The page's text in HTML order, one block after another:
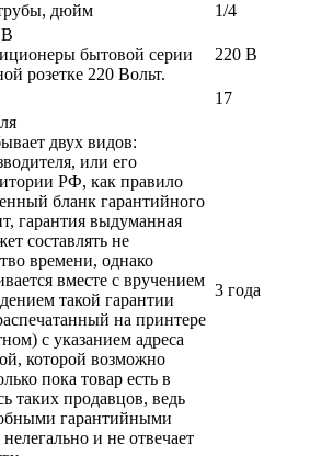
дюйм
1/4
бытовой серии
розетке 220 Вольт.
220 В
17
двух видов:
или его
РФ, как правило
бланк гарантийного
гарантия выдуманная
составлять не
времени, однако
вместе с вручением
такой гарантии
на принтере
с указанием адреса
которой возможно
пока товар есть в
таких продавцов, ведь
гарантийными
и не отвечает
3 года